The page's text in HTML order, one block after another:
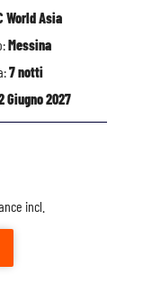
World Asia
Messina
7 notti
Giugno 2027
incl.